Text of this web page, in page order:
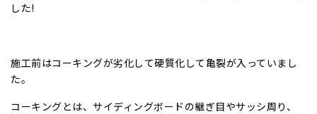
した!
施工前はコーキングが劣化して硬質化して亀裂が入っていまし
た。
コーキングとは、サイディングボードの継ぎ目やサッシ周り、